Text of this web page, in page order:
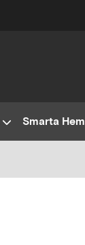
Smarta Hem